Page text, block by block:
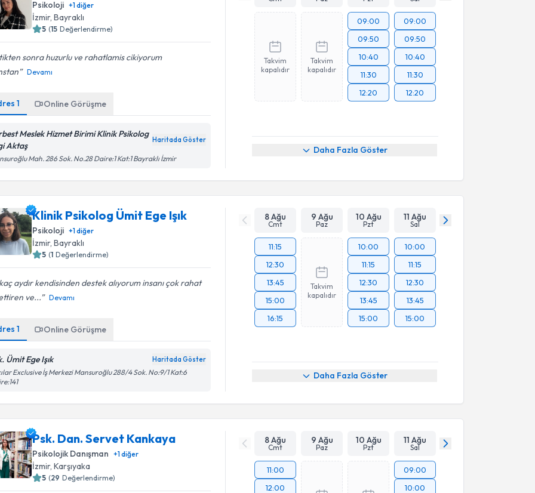
Psikoloji +1diğer
İzmir, Bayraklı
5 (15 Değerlendirme)
sonra huzurlu ve rahatlamis cikiyorum
Devamı
1 Online Görüşme
Meslek Hizmet Birimi Klinik Psikolog
Aktaş
Haritada Göster
Mah. 286 Sok. No.28 Daire:1 Kat:1 Bayraklı İzmir
Takvim
kapalıdır
Takvim
kapalıdır
09:00
09:50
10:40
11:30
12:20
09:00
09:50
10:40
11:30
12:20
Daha Fazla Göster
Klinik Psikolog Ümit Ege Işık
Psikoloji +1diğer
İzmir, Bayraklı
5 (1 Değerlendirme)
aydır kendisinden destek alıyorum insanı çok rahat
ve...
Devamı
1 Online Görüşme
Ümit Ege Işık Haritada Göster
Exclusive İş Merkezi Mansuroğlu 288/4 Sok. No:9/1 Kat:6
8 Ağu
Cmt
9 Ağu
Paz
10 Ağu
Pzt
11 Ağu
Sal
11:15
12:30
13:45
15:00
16:15
Takvim
kapalıdır
10:00
11:15
12:30
13:45
15:00
10:00
11:15
12:30
13:45
15:00
Daha Fazla Göster
Psk. Dan. Servet Kankaya
Psikolojik Danışman +1diğer
İzmir, Karşıyaka
5 (29 Değerlendirme)
8 Ağu
Cmt
9 Ağu
Paz
10 Ağu
Pzt
11 Ağu
Sal
11:00
12:00
09:00
10:00